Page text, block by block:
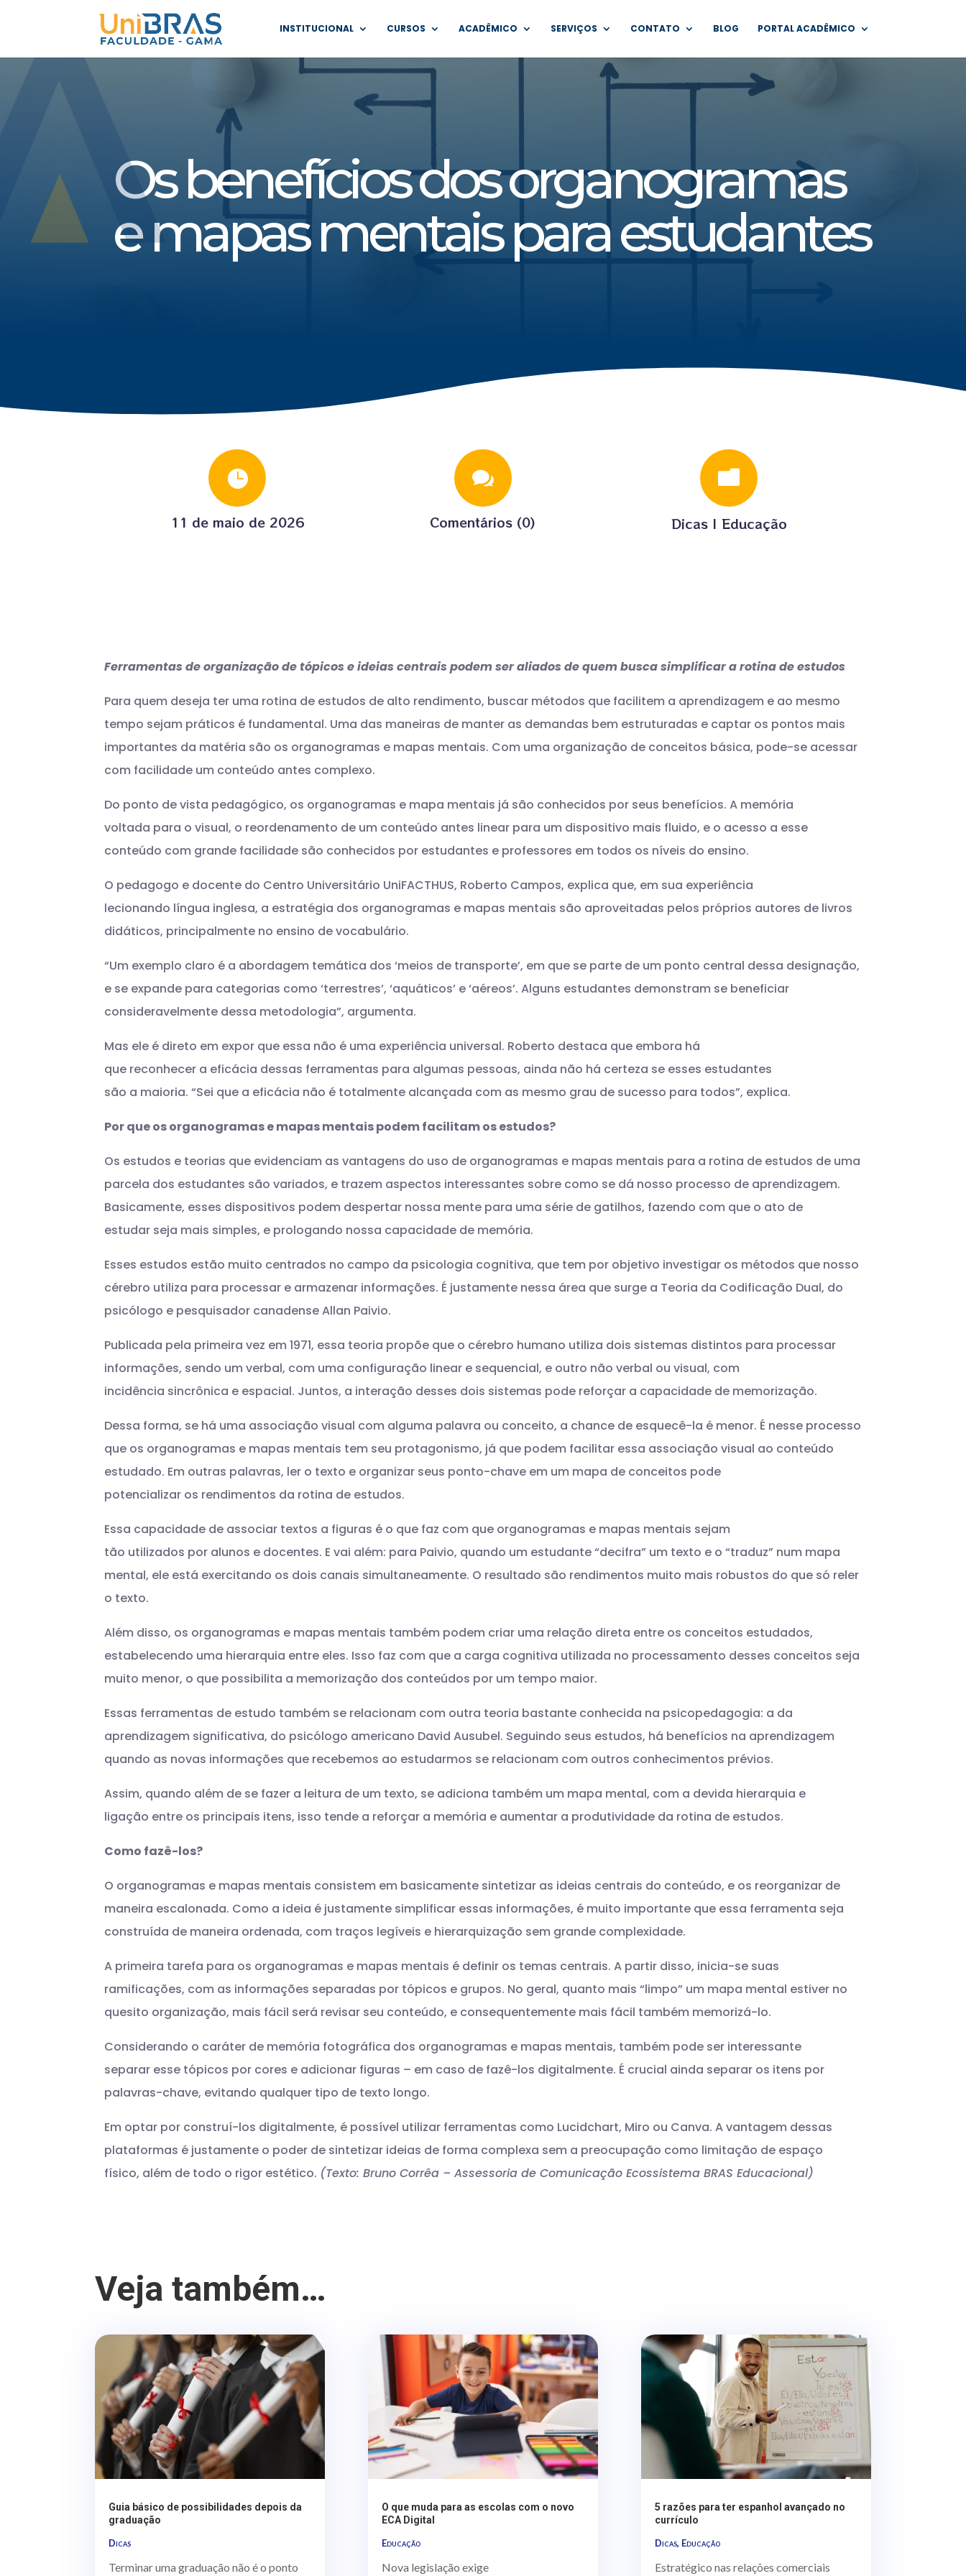
INSTITUCIONAL CURSOS ACADÊMICO SERVIÇOS CONTATO BLOG PORTAL ACADÊMICO
Os benefícios dos organogramas
e mapas mentais para estudantes

11 de maio de 2026

Comentários (0)

Dicas| Educação
Ferramentas de organização de tópicos e ideias centrais podem ser aliados de quem busca simplificar a rotina de estudos
Para quem deseja ter uma rotina de estudos de alto rendimento, buscar métodos que facilitem a aprendizagem e ao mesmo
tempo sejam práticos é fundamental. Uma das maneiras de manter as demandas bem estruturadas e captar os pontos mais
importantes da matéria são os organogramas e mapas mentais. Com uma organização de conceitos básica, pode-se acessar
com facilidade um conteúdo antes complexo.
Do ponto de vista pedagógico, os organogramas e mapa mentais já são conhecidos por seus benefícios. A memória
voltada para o visual, o reordenamento de um conteúdo antes linear para um dispositivo mais fluido, e o acesso a esse
conteúdo com grande facilidade são conhecidos por estudantes e professores em todos os níveis do ensino.
O pedagogo e docente do Centro Universitário UniFACTHUS, Roberto Campos, explica que, em sua experiência
lecionando língua inglesa, a estratégia dos organogramas e mapas mentais são aproveitadas pelos próprios autores de livros
didáticos, principalmente no ensino de vocabulário.
“Um exemplo claro é a abordagem temática dos ‘meios de transporte’, em que se parte de um ponto central dessa designação,
e se expande para categorias como ‘terrestres’, ‘aquáticos’ e ‘aéreos’. Alguns estudantes demonstram se beneficiar
consideravelmente dessa metodologia”, argumenta.
Mas ele é direto em expor que essa não é uma experiência universal. Roberto destaca que embora há
que reconhecer a eficácia dessas ferramentas para algumas pessoas, ainda não há certeza se esses estudantes
são a maioria. “Sei que a eficácia não é totalmente alcançada com as mesmo grau de sucesso para todos”, explica.
Por que os organogramas e mapas mentais podem facilitam os estudos?
Os estudos e teorias que evidenciam as vantagens do uso de organogramas e mapas mentais para a rotina de estudos de uma
parcela dos estudantes são variados, e trazem aspectos interessantes sobre como se dá nosso processo de aprendizagem.
Basicamente, esses dispositivos podem despertar nossa mente para uma série de gatilhos, fazendo com que o ato de
estudar seja mais simples, e prologando nossa capacidade de memória.
Esses estudos estão muito centrados no campo da psicologia cognitiva, que tem por objetivo investigar os métodos que nosso
cérebro utiliza para processar e armazenar informações. É justamente nessa área que surge a Teoria da Codificação Dual, do
psicólogo e pesquisador canadense Allan Paivio.
Publicada pela primeira vez em 1971, essa teoria propõe que o cérebro humano utiliza dois sistemas distintos para processar
informações, sendo um verbal, com uma configuração linear e sequencial, e outro não verbal ou visual, com
incidência sincrônica e espacial. Juntos, a interação desses dois sistemas pode reforçar a capacidade de memorização.
Dessa forma, se há uma associação visual com alguma palavra ou conceito, a chance de esquecê-la é menor. É nesse processo
que os organogramas e mapas mentais tem seu protagonismo, já que podem facilitar essa associação visual ao conteúdo
estudado. Em outras palavras, ler o texto e organizar seus ponto-chave em um mapa de conceitos pode
potencializar os rendimentos da rotina de estudos.
Essa capacidade de associar textos a figuras é o que faz com que organogramas e mapas mentais sejam
tão utilizados por alunos e docentes. E vai além: para Paivio, quando um estudante “decifra” um texto e o “traduz” num mapa
mental, ele está exercitando os dois canais simultaneamente. O resultado são rendimentos muito mais robustos do que só reler
o texto.
Além disso, os organogramas e mapas mentais também podem criar uma relação direta entre os conceitos estudados,
estabelecendo uma hierarquia entre eles. Isso faz com que a carga cognitiva utilizada no processamento desses conceitos seja
muito menor, o que possibilita a memorização dos conteúdos por um tempo maior.
Essas ferramentas de estudo também se relacionam com outra teoria bastante conhecida na psicopedagogia: a da
aprendizagem significativa, do psicólogo americano David Ausubel. Seguindo seus estudos, há benefícios na aprendizagem
quando as novas informações que recebemos ao estudarmos se relacionam com outros conhecimentos prévios.
Assim, quando além de se fazer a leitura de um texto, se adiciona também um mapa mental, com a devida hierarquia e
ligação entre os principais itens, isso tende a reforçar a memória e aumentar a produtividade da rotina de estudos.
Como fazê-los?
O organogramas e mapas mentais consistem em basicamente sintetizar as ideias centrais do conteúdo, e os reorganizar de
maneira escalonada. Como a ideia é justamente simplificar essas informações, é muito importante que essa ferramenta seja
construída de maneira ordenada, com traços legíveis e hierarquização sem grande complexidade.
A primeira tarefa para os organogramas e mapas mentais é definir os temas centrais. A partir disso, inicia-se suas
ramificações, com as informações separadas por tópicos e grupos. No geral, quanto mais “limpo” um mapa mental estiver no
quesito organização, mais fácil será revisar seu conteúdo, e consequentemente mais fácil também memorizá-lo.
Considerando o caráter de memória fotográfica dos organogramas e mapas mentais, também pode ser interessante
separar esse tópicos por cores e adicionar figuras – em caso de fazê-los digitalmente. É crucial ainda separar os itens por
palavras-chave, evitando qualquer tipo de texto longo.
Em optar por construí-los digitalmente, é possível utilizar ferramentas como Lucidchart, Miro ou Canva. A vantagem dessas
plataformas é justamente o poder de sintetizar ideias de forma complexa sem a preocupação como limitação de espaço
físico, além de todo o rigor estético. (Texto: Bruno Corrêa – Assessoria de Comunicação Ecossistema BRAS Educacional)
Veja também…
Guia básico de possibilidades depois da
graduação
Dicas
Terminar uma graduação não é o ponto
O que muda para as escolas com o novo
ECA Digital
Educação
Nova legislação exige
5 razões para ter espanhol avançado no
currículo
Dicas, Educação
Estratégico nas relações comerciais